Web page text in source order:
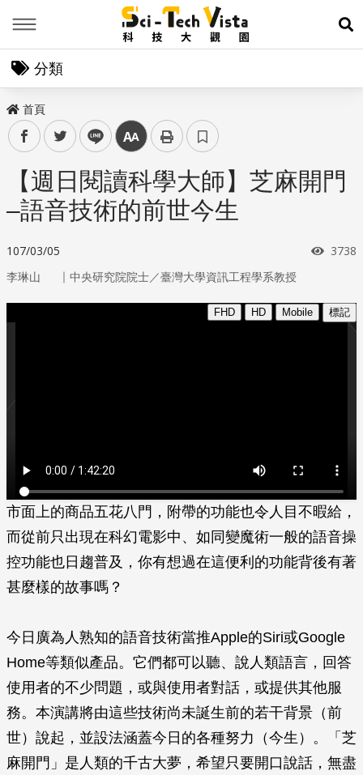
展
分類
首頁
facebooktwitter line 中
【週日閱讀科學大師】芝麻開門
–語音技術的前世今生
107/03/05 瀏覽
3738
李琳山 ｜ 中央研究院院士／臺灣大學資訊工程學系教授
市面上的商品五花八門，附帶的功能也令人目不暇給，
而從前只出現在科幻電影中、如同變魔術一般的語音操
控功能也日趨普及，你有想過在這便利的功能背後有著
甚麼樣的故事嗎？
今日廣為人熟知的語音技術當推Apple的Siri或Google
Home等類似產品。它們都可以聽、說人類語言，回答
使用者的不少問題，或與使用者對話，或提供其他服
務。本演講將由這些技術尚未誕生前的若干背景（前
世）說起，並設法涵蓋今日的各種努力（今生）。「芝
麻開門」是人類的千古大夢，希望只要開口說話，無盡